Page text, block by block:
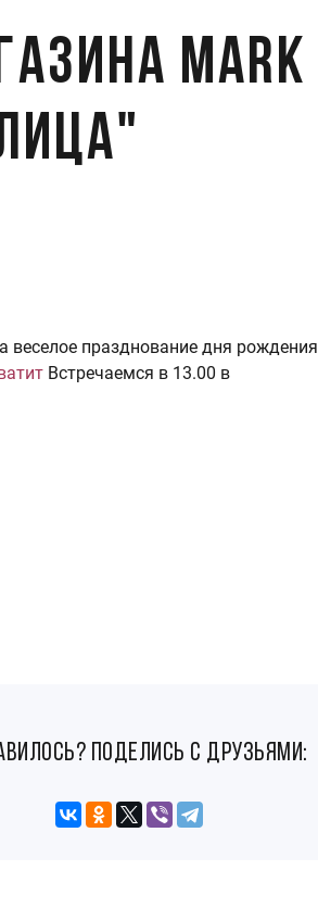
Mark
веселое празднование дня рождения
Встречаемся в 13.00 в
поделись с друзьями: